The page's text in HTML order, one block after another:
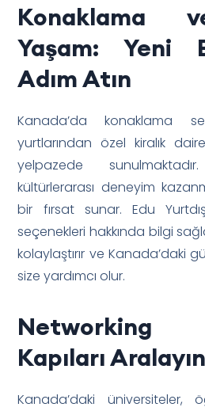
Konaklama
Yaşam: Yeni
Adım Atın
Kanada’da konaklama
yurtlarından özel kiralık
yelpazede
kültürlerarası deneyim
bir fırsat sunar. Edu
seçenekleri hakkında bilgi
kolaylaştırır ve Kanada’daki
size yardımcı olur.
Networking
Kapıları Aralayın
Kanada’daki üniversiteler,